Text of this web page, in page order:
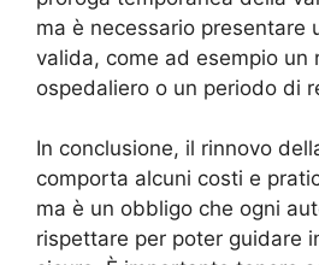
ma è necessario presentare
valida, come ad esempio un
ospedaliero o un periodo di
In conclusione, il rinnovo
comporta alcuni costi e
ma è un obbligo che ogni
rispettare per poter guidare